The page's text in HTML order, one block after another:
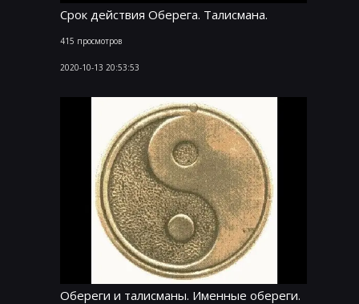
Срок действия Оберега. Талисмана.
415 просмотров
2020-10-13 20:53:53
Обереги и талисманы. Именные обереги.